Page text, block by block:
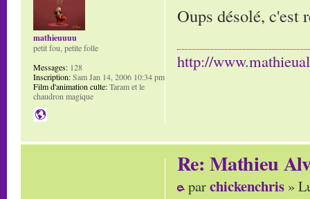
Oups désolé, c'est
http://
mathieuuuu
petit fou, petite folle
Messages: 128
Inscription:Sam Jan 14, 2006 10:34 pm
Film d'animation culte:Taram et le
chaudron magique
Re: Mathieu
parchickenchris »